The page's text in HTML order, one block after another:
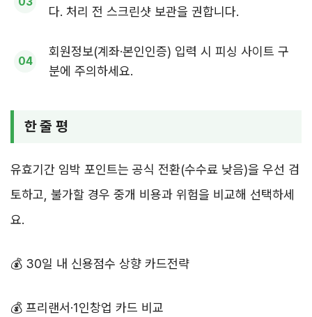
다. 처리 전 스크린샷 보관을 권합니다.
회원정보(계좌·본인인증) 입력 시 피싱 사이트 구
분에 주의하세요.
한 줄 평
유효기간 임박 포인트는 공식 전환(수수료 낮음)을 우선 검
토하고, 불가할 경우 중개 비용과 위험을 비교해 선택하세
요.
💰 30일 내 신용점수 상향 카드전략
💰 프리랜서·1인창업 카드 비교